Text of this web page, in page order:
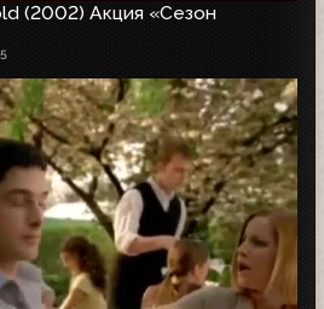
(2002) Акция «Сезон